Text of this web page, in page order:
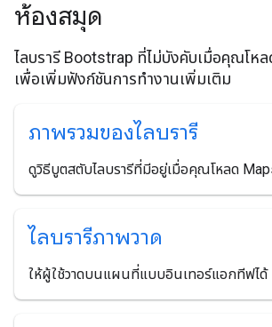
ห้องสมุด
ไลบรารี Bootstrap ที่ไม่บังคับเมื่อคุณโห
เพื่อเพิ่มฟังก์ชันการทำงานเพิ่มเติม
ภาพรวมของไลบรารี
ดูวิธีบูตสตับไลบรารีที่มีอยู่เมื่อคุณโหลด
ไลบรารีภาพวาด
ให้ผู้ใช้วาดบนแผนที่แบบอินเทอร์แอกทีฟได้